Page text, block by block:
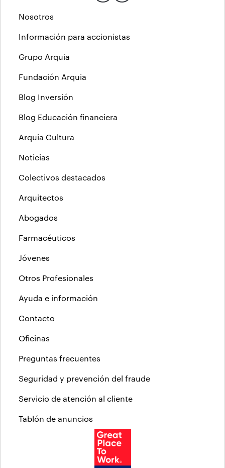
Nosotros
Información para accionistas
Grupo Arquia
Fundación Arquia
Blog Inversión
Blog Educación financiera
Arquia Cultura
Noticias
Colectivos destacados
Arquitectos
Abogados
Farmacéuticos
Jóvenes
Otros Profesionales
Ayuda e información
Contacto
Oficinas
Preguntas frecuentes
Seguridad y prevención del fraude
Servicio de atención al cliente
Tablón de anuncios